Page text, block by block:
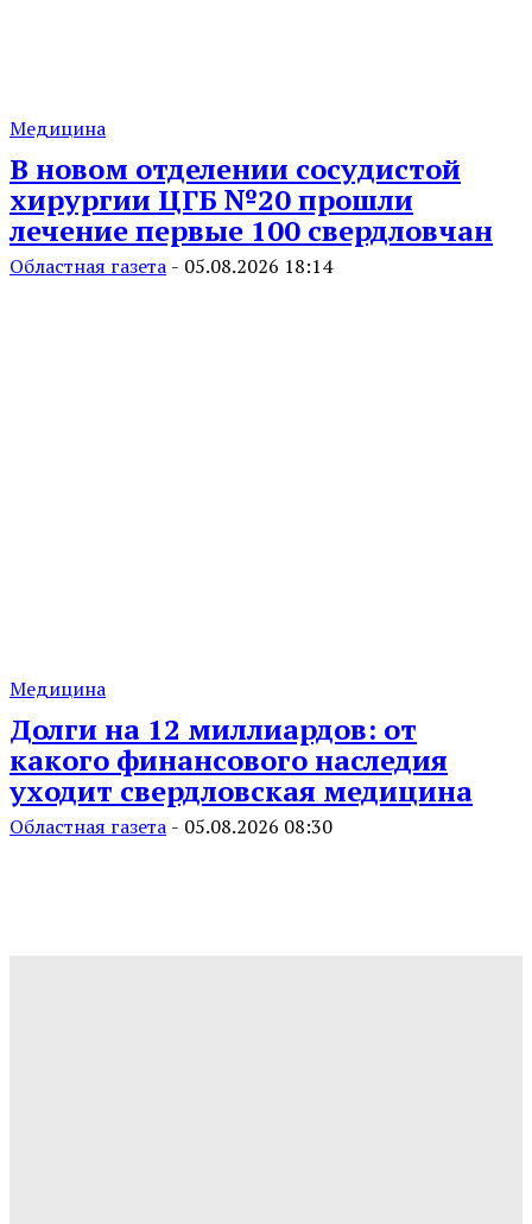
Медицина
В новом отделении сосудистой
хирургии ЦГБ №20 прошли
лечение первые 100 свердловчан
Областная газета - 05.08.2026 18:14
Медицина
Долги на 12 миллиардов: от
какого финансового наследия
уходит свердловская медицина
Областная газета - 05.08.2026 08:30